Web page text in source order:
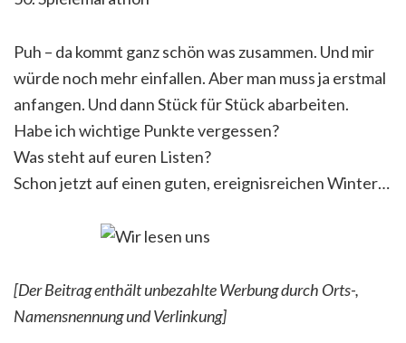
Puh – da kommt ganz schön was zusammen. Und mir
würde noch mehr einfallen. Aber man muss ja erstmal
anfangen. Und dann Stück für Stück abarbeiten.
Habe ich wichtige Punkte vergessen?
Was steht auf euren Listen?
Schon jetzt auf einen guten, ereignisreichen Winter…
[Der Beitrag enthält unbezahlte Werbung durch Orts-,
Namensnennung und Verlinkung]